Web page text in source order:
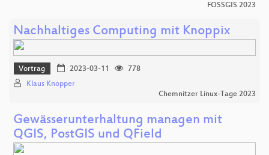
FOSSGIS 2023
Nachhaltiges Computing mit Knoppix
Vortrag 2023-03-11
778
Klaus Knopper
Chemnitzer Linux-Tage 2023
Gewässerunterhaltung managen mit
QGIS, PostGIS und QField